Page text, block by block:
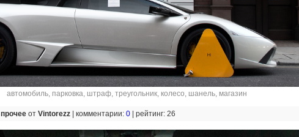
автомобиль, парковка, штраф, треугольник, колесо, шанель, магазин
прочее от Vintorezz комментарии: 0 рейтинг: 26